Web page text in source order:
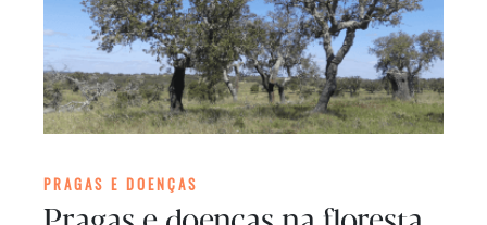
PRAGAS E DOENÇAS